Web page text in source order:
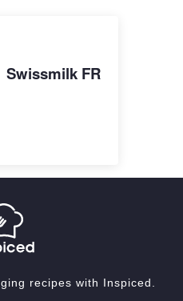
Swissmilk FR
recipes with Inspiced.